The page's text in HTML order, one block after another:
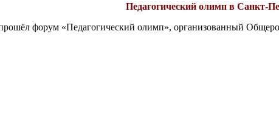
Педагогический олимп в Санкт-
форум «Педагогический олимп», организованный